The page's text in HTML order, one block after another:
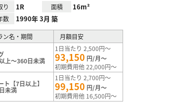
り 1R 面積 16m²
数 1990年 3月 築
ン名・期間 月額目安
上～360日未満
1日当たり 2,500円～
93,150 円/月～
初期費用他 22,000円～
ト【7日以上】
未満
1日当たり 2,700円～
99,150 円/月～
初期費用他 16,500円～